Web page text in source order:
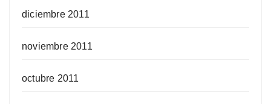
diciembre 2011
noviembre 2011
octubre 2011